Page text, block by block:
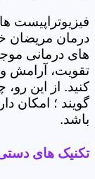
فیزیوتراپیست
درمان مریضان
های درمانی
تقویت، آرامش
کنید. از این
گویند ؛ امکان
باشد.
تکنیک های